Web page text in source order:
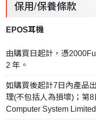
保用/保養條款
EPOS耳機
由購買日起計，憑
2 年。
如購買後起計7日內產品
理(不包括人為損壞)；第
Computer System Limited